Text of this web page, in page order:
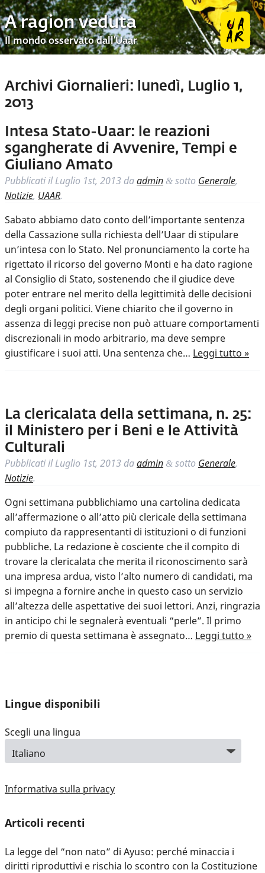
A ragion veduta
Il mondo osservato dall’Uaar
Archivi Giornalieri: lunedì, Luglio 1,
2013
Intesa Stato-Uaar: le reazioni
sgangherate di Avvenire, Tempi e
Giuliano Amato
Pubblicati ilLuglio 1st, 2013 daadmin & sotto Generale,
Notizie, UAAR.
Sabato abbiamo dato conto dell’importante sentenza
della Cassazione sulla richiesta dell’Uaar di stipulare
un’intesa con lo Stato. Nel pronunciamento la corte ha
rigettato il ricorso del governo Monti e ha dato ragione
al Consiglio di Stato, sostenendo che il giudice deve
poter entrare nel merito della legittimità delle decisioni
degli organi politici. Viene chiarito che il governo in
assenza di leggi precise non può attuare comportamenti
discrezionali in modo arbitrario, ma deve sempre
giustificare i suoi atti. Una sentenza che… Leggi tutto »
La clericalata della settimana, n. 25:
il Ministero per i Beni e le Attività
Culturali
Pubblicati ilLuglio 1st, 2013 daadmin & sotto Generale,
Notizie.
Ogni settimana pubblichiamo una cartolina dedicata
all’affermazione o all’atto più clericale della settimana
compiuto da rappresentanti di istituzioni o di funzioni
pubbliche. La redazione è cosciente che il compito di
trovare la clericalata che merita il riconoscimento sarà
una impresa ardua, visto l’alto numero di candidati, ma
si impegna a fornire anche in questo caso un servizio
all’altezza delle aspettative dei suoi lettori. Anzi, ringrazia
in anticipo chi le segnalerà eventuali “perle”. Il primo
premio di questa settimana è assegnato… Leggi tutto »
Lingue disponibili
Scegli una lingua
Informativa sulla privacy
Articoli recenti
La legge del “non nato” di Ayuso: perché minaccia i
diritti riproduttivi e rischia lo scontro con la Costituzione